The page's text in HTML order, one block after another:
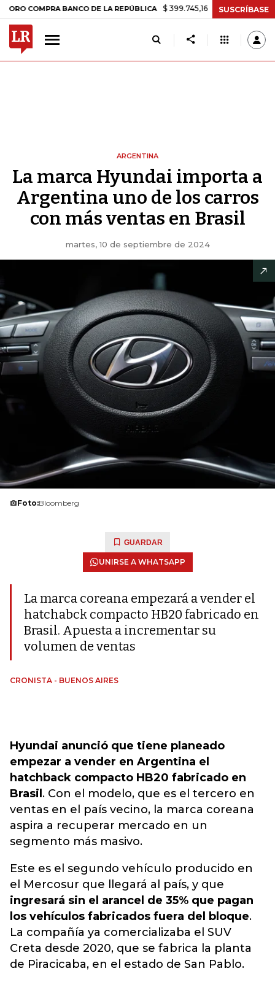
BANCO DE LA REPÚBLICA $ 399.745,16 +$ 2.295,71 +0,58%
SUSCRÍBASE
ARGENTINA
La marca Hyundai importa a
Argentina uno de los carros
con más ventas en Brasil
martes, 10 de septiembre de 2024
Foto:Bloomberg
GUARDAR
UNIRSE A WHATSAPP
La marca coreana empezará a vender el
hatchabck compacto HB20 fabricado en
Brasil. Apuesta a incrementar su
volumen de ventas
CRONISTA - BUENOS AIRES
Hyundai anunció que tiene planeado
empezar a vender en Argentina el
hatchback compacto HB20 fabricado en
Brasil . Con el modelo, que es el tercero en
ventas en el país vecino, la marca coreana
aspira a recuperar mercado en un
segmento más masivo.
Este es el segundo vehículo producido en
el Mercosur que llegará al país, y que
ingresará sin el arancel de 35% que pagan
los vehículos fabricados fuera del bloque.
La compañía ya comercializaba el SUV
Creta desde 2020, que se fabrica la planta
de Piracicaba, en el estado de San Pablo.